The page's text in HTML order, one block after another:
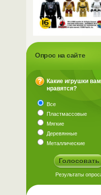
Опрос на сайте
Какие игрушки вам
нравятся?
Все
Пластмассовые
Мягкие
Деревянные
Металлические